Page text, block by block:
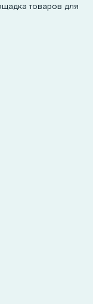
товаров для